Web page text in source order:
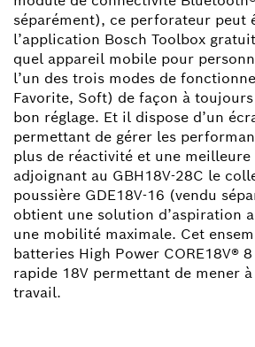
séparément), ce perforateur peut
l’application Bosch Toolbox
quel appareil mobile pour
l’un des trois modes de
Favorite, Soft) de façon à
bon réglage. Et il dispose d’un
permettant de gérer les
plus de réactivité et une meilleure
adjoignant au GBH18V-28C le
poussière GDE18V-16 (vendu
obtient une solution d’aspiration
une mobilité maximale. Cet
batteries High Power CORE18V®
rapide 18V permettant de mener
travail.